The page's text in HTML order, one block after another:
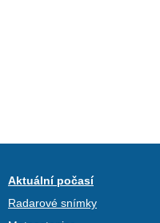
Aktuální počasí
Radarové snímky